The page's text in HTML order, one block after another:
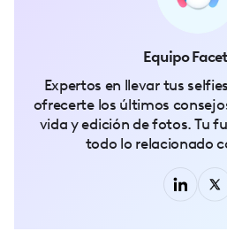
Equipo
Expertos en llevar tus
ofrecerte los últimos
vida y edición de fotos. Tu
todo lo relacionado